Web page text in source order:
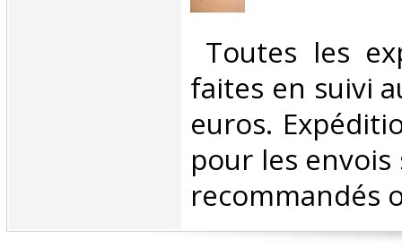
Toutes les
faites en suivi
euros.
pour les envois
recommandés